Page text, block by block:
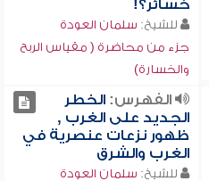
خسائر؟!
للشيخ: سلمان العودة
جزء من محاضرة ( مقياس الربح
والخسارة)
الفهرس:الخطر
الجديد على الغرب ,
ظهور نزعات عنصرية في
الغرب والشرق
للشيخ: سلمان العودة